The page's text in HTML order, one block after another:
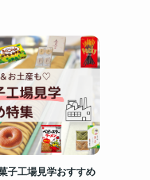
子工場見学おすすめ